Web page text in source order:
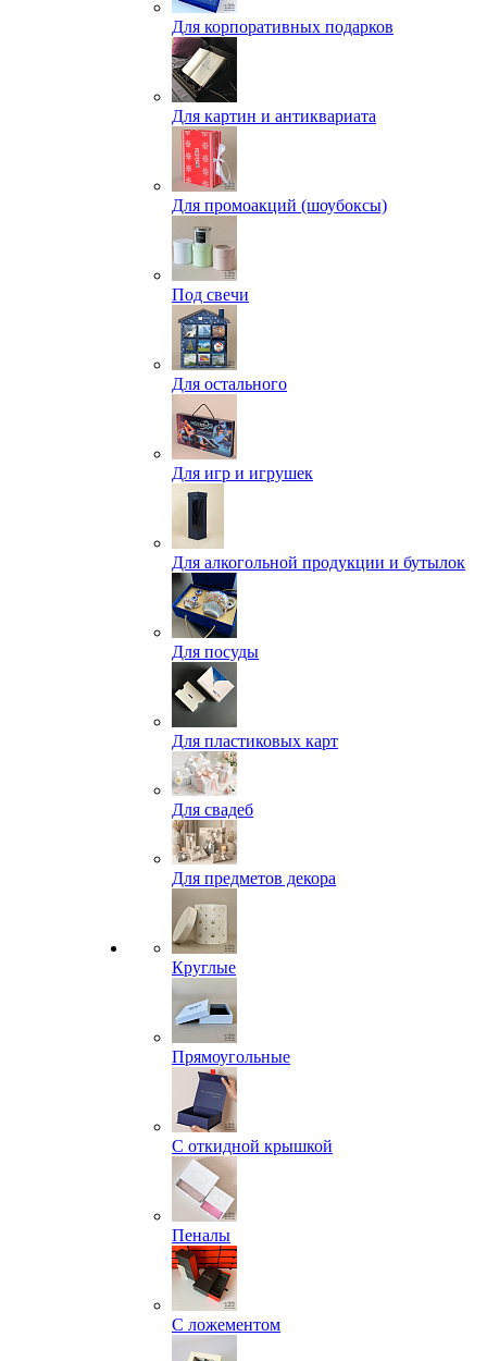
Для корпоративных подарков
Для картин и антиквариата
Для промоакций (шоубоксы)
Под свечи
Для остального
Для игр и игрушек
Для алкогольной продукции и бутылок
Для посуды
Для пластиковых карт
Для свадеб
Для предметов декора
Круглые
Прямоугольные
С откидной крышкой
Пеналы
С ложементом